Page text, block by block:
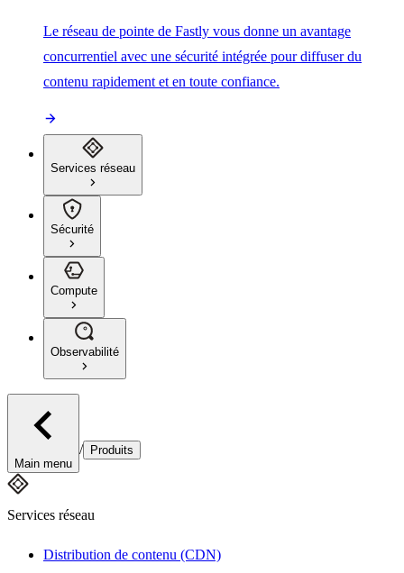
Le réseau de pointe de Fastly vous donne un avantage
concurrentiel avec une sécurité intégrée pour diffuser du
contenu rapidement et en toute confiance.
Services réseau
Sécurité
Compute
Observabilité
Main menu
/ Produits
Services réseau
Distribution de contenu (CDN)